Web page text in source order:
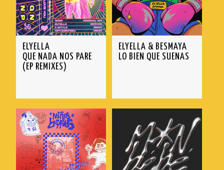
ELYELLA
QUE NADA NOS PARE
(EP REMIXES)
ELYELLA & BESMAYA
LO BIEN QUE SUENAS